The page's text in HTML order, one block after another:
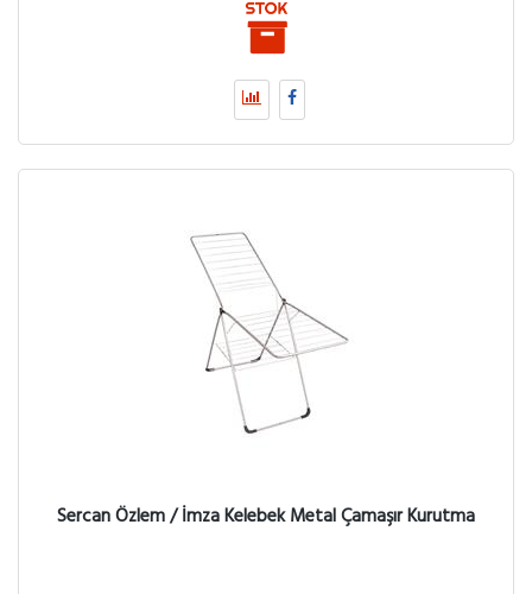
Sercan Özlem / İmza Kelebek Metal Çamaşır Kurutma